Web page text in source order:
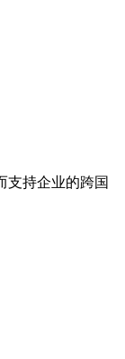
支持企业的跨国